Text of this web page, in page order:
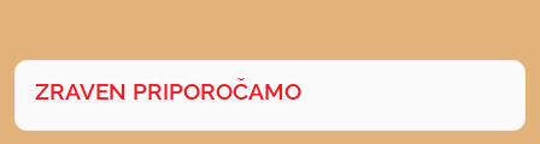
ZRAVEN PRIPOROČAMO